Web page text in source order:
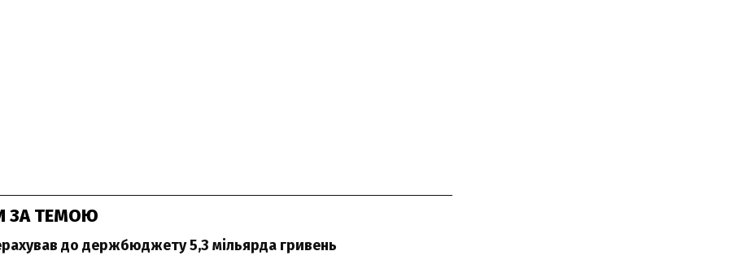
ЗА ТЕМОЮ
до держбюджету 5,3 мільярда гривень